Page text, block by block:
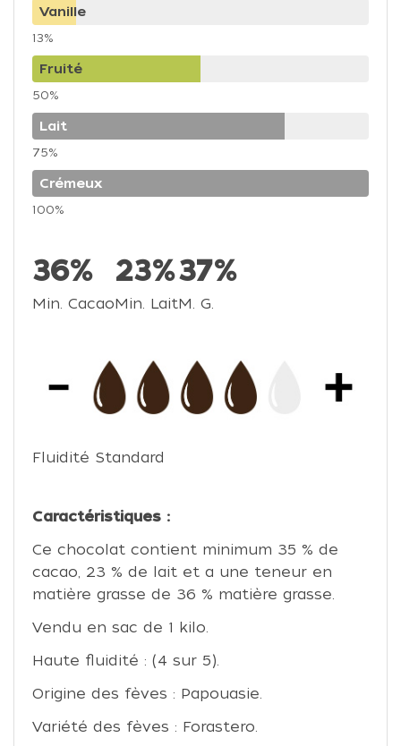
Vanille
13%
Fruité
50%
Lait
75%
Crémeux
100%
36%
Min. Cacao
23%
Min. Lait
37%
M. G.
Fluidité Standard
Caractéristiques :
Ce chocolat contient minimum 35 % de
cacao, 23 % de lait et a une teneur en
matière grasse de 36 % matière grasse.
Vendu en sac de 1 kilo.
Haute fluidité : (4 sur 5).
Origine des fèves : Papouasie.
Variété des fèves : Forastero.